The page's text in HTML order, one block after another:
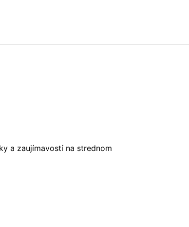
a zaujímavostí na strednom